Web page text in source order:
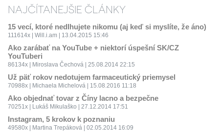
NAJČÍTANEJŠIE ČLÁNKY
15 vecí, ktoré nedlhujete nikomu (aj keď si myslíte, že áno)
111614x | Will.i.am | 13.04.2015 15:46
Ako zarábať na YouTube + niektorí úspešní SK/CZ
YouTuberi
86134x | Miroslava Čechová | 25.08.2014 22:15
Už päť rokov nedotujem farmaceutický priemysel
70988x | Michaela Michelová | 15.08.2016 11:18
Ako objednať tovar z Číny lacno a bezpečne
70251x | Lukáš Mikulaško | 27.12.2014 17:51
Instagram, 5 krokov k poznaniu
49580x | Martina Trepáková | 02.05.2014 16:09